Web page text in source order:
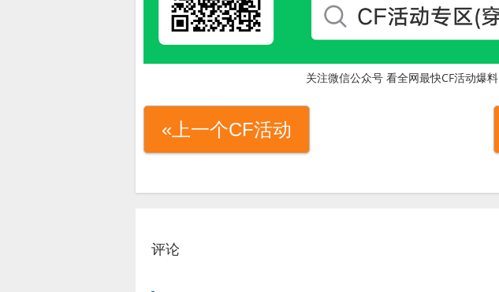
关注微信公众号 看全网最快CF活动爆料
«上一个CF活动
评论